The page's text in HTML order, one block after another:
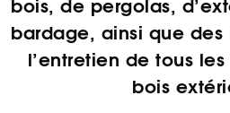
bardage, ainsi que
l’entretien de tous
bois